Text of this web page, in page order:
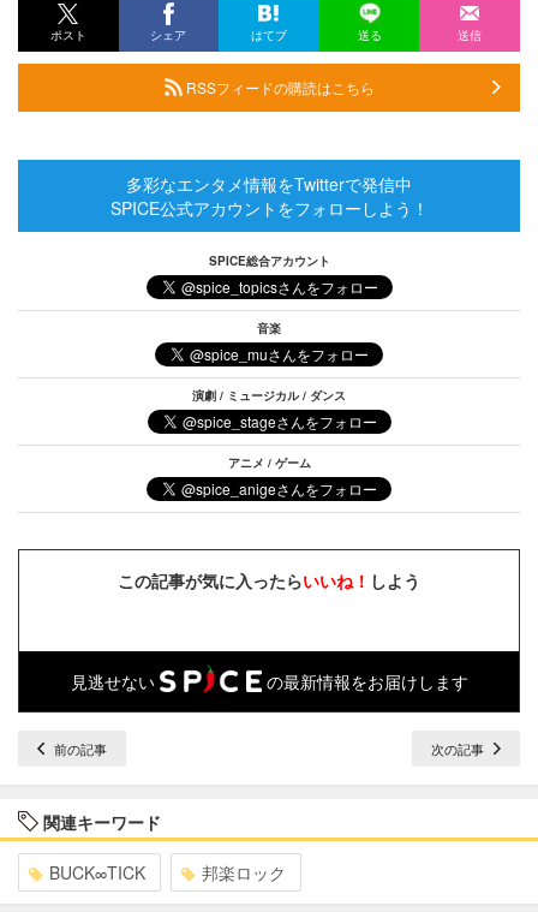
ポスト シェア はてブ 送る 送信
RSSフィードの購読はこちら
多彩なエンタメ情報をTwitterで発信中
SPICE公式アカウントをフォローしよう！
SPICE総合アカウント
音楽
演劇 / ミュージカル / ダンス
アニメ / ゲーム
この記事が気に入ったらいいね！ しよう
見逃せない の最新情報をお届けします
前の記事 次の記事
関連キーワード
BUCK∞TICK 邦楽ロック